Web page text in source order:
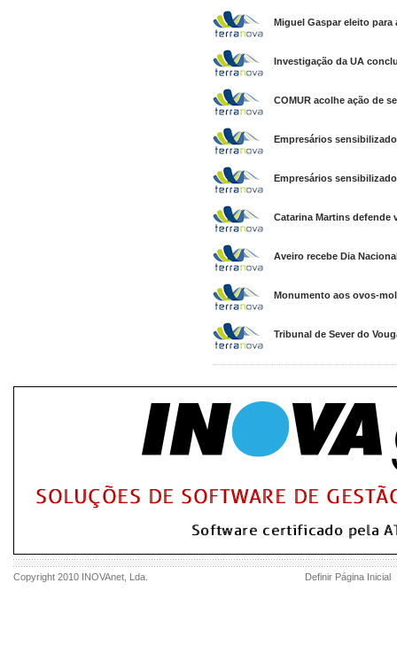
Miguel Gaspar eleito para
Investigação da UA
COMUR acolhe ação de
Empresários
Empresários
Catarina Martins defende
Aveiro recebe Dia
Monumento aos ovos-
Tribunal de Sever do
Copyright 2010 INOVAnet , Lda. Definir Página Inicial